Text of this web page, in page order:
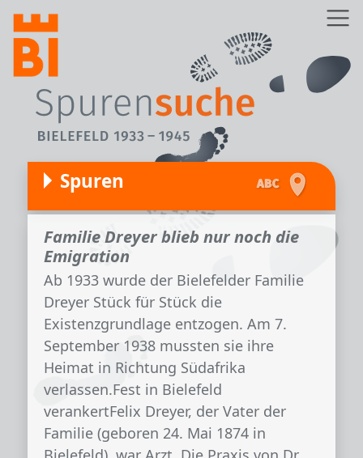
Direkt zum Inhalt
Spuren
Familie Dreyer blieb nur noch die
Emigration
Ab 1933 wurde der Bielefelder Familie
Dreyer Stück für Stück die
Existenzgrundlage entzogen. Am 7.
September 1938 mussten sie ihre
Heimat in Richtung Südafrika
verlassen.Fest in Bielefeld
verankertFelix Dreyer, der Vater der
Familie (geboren 24. Mai 1874 in